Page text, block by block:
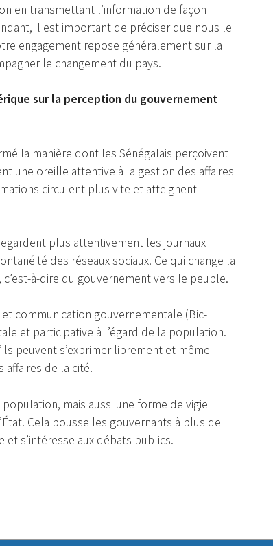
en transmettant l’information de façon
il est important de préciser que nous le
engagement repose généralement sur la
le changement du pays.
sur la perception du gouvernement
la manière dont les Sénégalais perçoivent
une oreille attentive à la gestion des affaires
circulent plus vite et atteignent
plus attentivement les journaux
des réseaux sociaux. Ce qui change la
à-dire du gouvernement vers le peuple.
communication gouvernementale (Bic-
et participative à l’égard de la population.
peuvent s’exprimer librement et même
de la cité.
mais aussi une forme de vigie
Cela pousse les gouvernants à plus de
s’intéresse aux débats publics.